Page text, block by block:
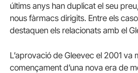
últims anys han duplicat el seu
nous fàrmacs dirigits. Entre els
destaquen els relacionats amb el
L’aprovació de Gleevec el 2001 va
començament d’una nova era de